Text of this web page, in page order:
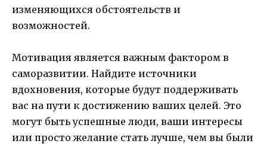
изменяющихся обстоятельств и
возможностей.
Мотивация является важным фактором в
саморазвитии. Найдите источники
вдохновения, которые будут поддерживать
вас на пути к достижению ваших целей. Это
могут быть успешные люди, ваши интересы
или просто желание стать лучше, чем вы были